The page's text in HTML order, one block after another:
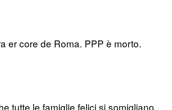
er core de Roma. PPP è morto.
tutte le famiglie felici si somigliano,